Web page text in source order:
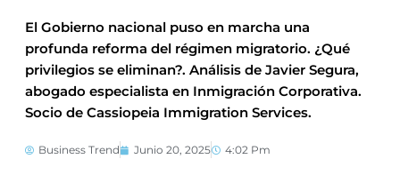
El Gobierno nacional puso en marcha una
profunda reforma del régimen migratorio. ¿Qué
privilegios se eliminan?. Análisis de Javier Segura,
abogado especialista en Inmigración Corporativa.
Socio de Cassiopeia Immigration Services.
Business Trend Junio 20, 2025 4:02 Pm